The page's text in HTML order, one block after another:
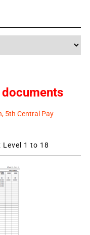
5th Central Pay
Level 1 to 18